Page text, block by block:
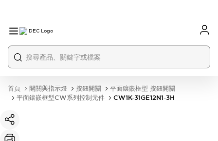
首頁 開關與指示燈 按鈕開關
平面鑲嵌框型 按鈕開關
平面鑲嵌框型CW系列控制元件
CW1K-31GE12N1-3H